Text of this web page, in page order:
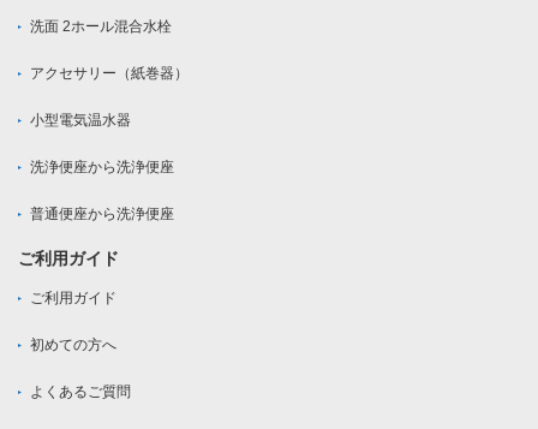
洗面 2ホール混合水栓
アクセサリー（紙巻器）
小型電気温水器
洗浄便座から洗浄便座
普通便座から洗浄便座
ご利用ガイド
ご利用ガイド
初めての方へ
よくあるご質問